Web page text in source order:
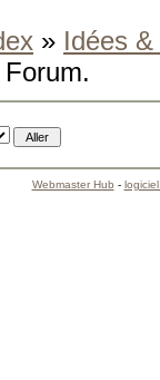
» Idées
Forum.
Webmaster Hub -